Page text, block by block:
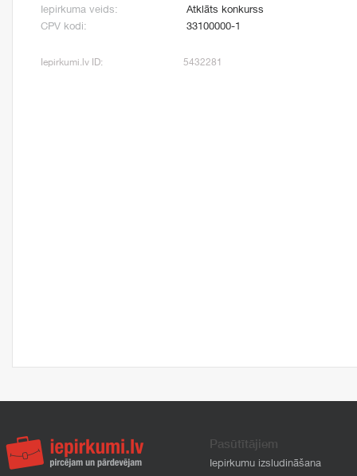
Iepirkuma veids:
Atklāts konkurss
CPV kodi:
33100000-1
Iepirkumi.lv ID: 5432281
Pasūtītājiem
Iepirkumu izsludināšana